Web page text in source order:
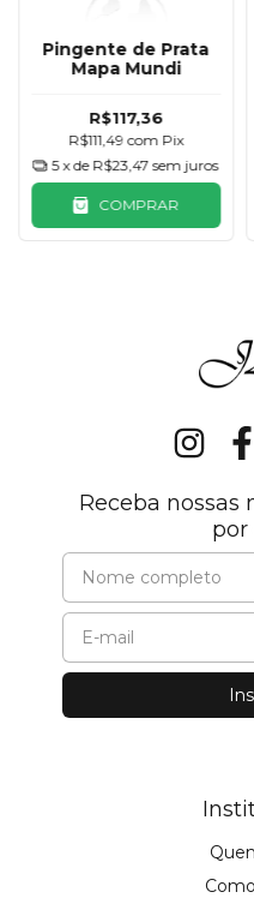
Pingente de Prata
Mapa Mundi
R$117,36
R$111,49com Pix
5 x de R$23,47 sem juros
COMPRAR
Receba nossas
por